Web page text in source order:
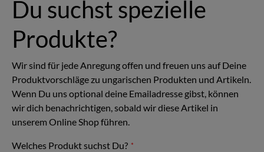
Du suchst spezielle
Produkte?
Wir sind für jede Anregung offen und freuen uns auf Deine
Produktvorschläge zu ungarischen Produkten und Artikeln.
Wenn Du uns optional deine Emailadresse gibst, können
wir dich benachrichtigen, sobald wir diese Artikel in
unserem Online Shop führen.
Welches Produkt suchst Du? *